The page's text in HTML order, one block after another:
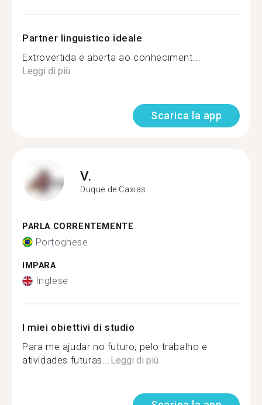
Partner linguistico ideale
Extrovertida e aberta ao conheciment...
Leggi di più
Scarica la app
V.
Duque de Caxias
PARLA CORRENTEMENTE
Portoghese
IMPARA
Inglese
I miei obiettivi di studio
Para me ajudar no futuro, pelo trabalho e
atividades futuras...Leggi di più